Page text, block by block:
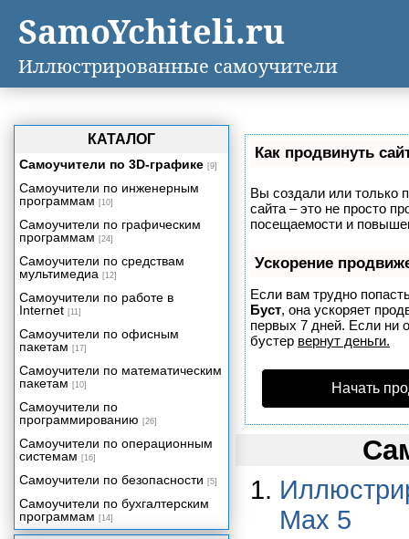
Как продвинуть
Вы создали или только
сайта – это не просто
посещаемости и
Ускорение
Если вам трудно
Буст, она ускоряет
первых 7 дней. Если ни
бустер вернут деньги.
Начать
Max 5
КАТАЛОГ
Самоучители по 3D-графике [9]
Самоучители по инженерным
программам [10]
Самоучители по графическим
программам [24]
Самоучители по средствам
мультимедиа [12]
Самоучители по работе в
Internet [11]
Самоучители по офисным
пакетам [17]
Самоучители по математическим
пакетам [10]
Самоучители по
программированию [26]
Самоучители по операционным
системам [16]
Самоучители по безопасности [5]
Самоучители по бухгалтерским
программам [14]
SamoYchiteli.ru
Иллюстрированные самоучители